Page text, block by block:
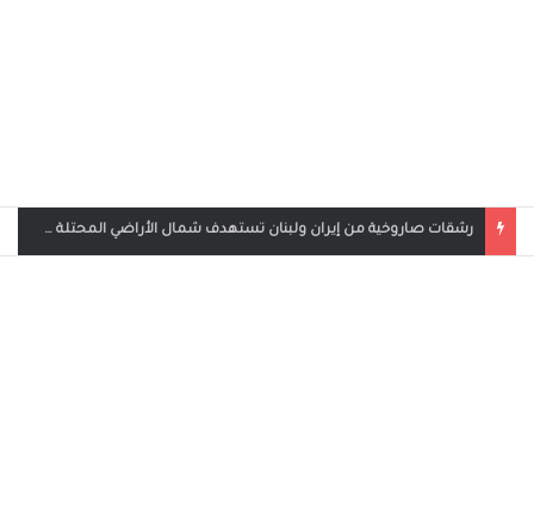
بث مباشر مباراة الأردن والإمارات في كأس العرب 2025